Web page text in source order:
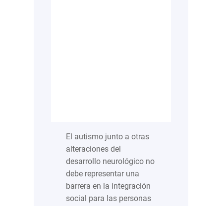
El autismo junto a otras
alteraciones del
desarrollo neurológico no
debe representar una
barrera en la integración
social para las personas